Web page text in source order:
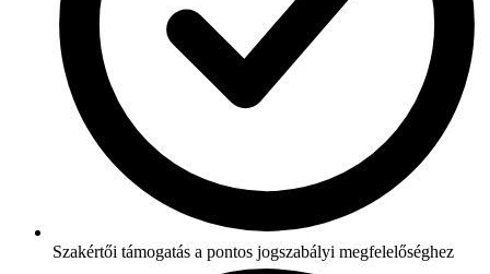
Szakértői támogatás a pontos jogszabályi megfelelőséghez